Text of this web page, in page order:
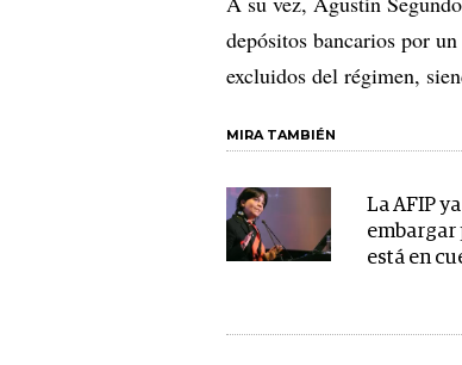
depósitos bancarios por
excluidos del régimen,
MIRA TAMBIÉN
La AFIP
embargar
está en